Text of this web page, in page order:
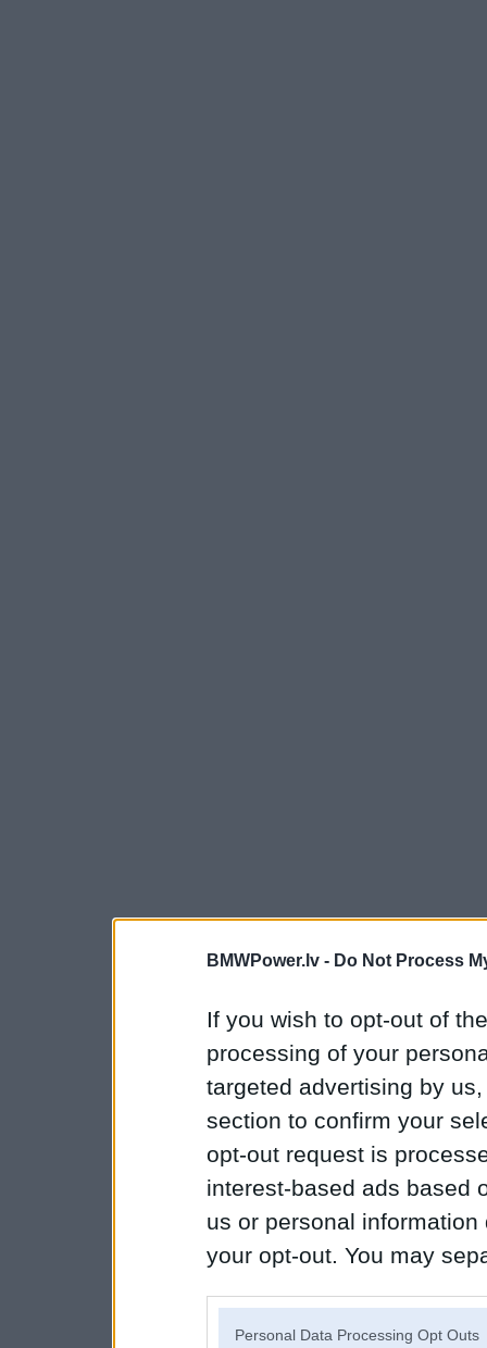
BMWPower.lv - Do Not Process
If you wish to opt-out of
processing of your
targeted advertising by
section to confirm your
opt-out request is
interest-based ads based
us or personal
your opt-out. You may
Personal Data Processing Opt Outs